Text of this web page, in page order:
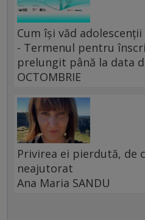
Cum își văd
- Termenul pentru
prelungit până la data
OCTOMBRIE
Privirea ei pierdută, de
neajutorat
Ana Maria SANDU